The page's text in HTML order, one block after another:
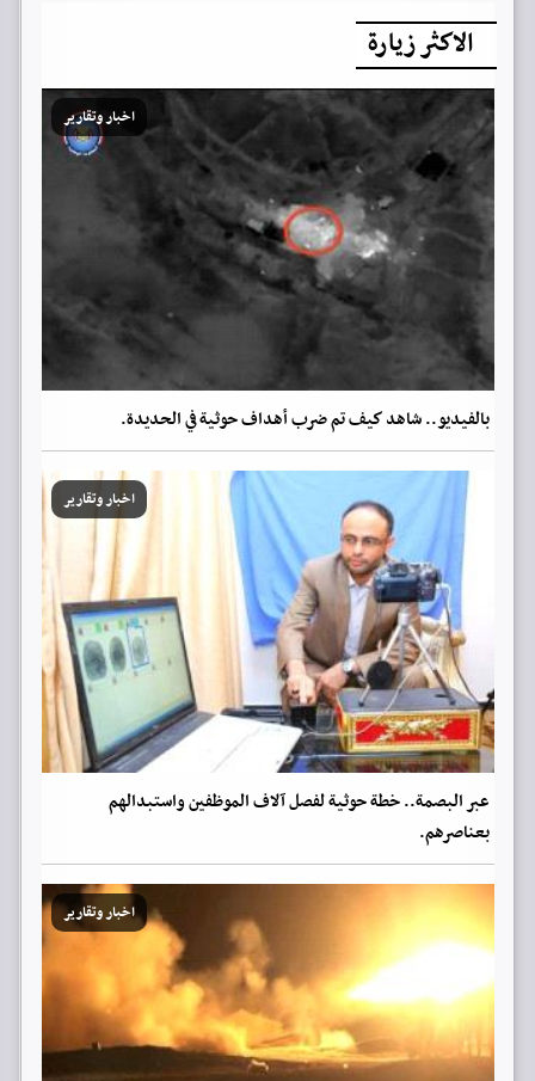
الاكثر زيارة
اخبار وتقارير
بالفيديو.. شاهد كيف تم ضرب أهداف حوثية في الحديدة.
اخبار وتقارير
عبر البصمة.. خطة حوثية لفصل آلاف الموظفين واستبدالهم
بعناصرهم.
اخبار وتقارير